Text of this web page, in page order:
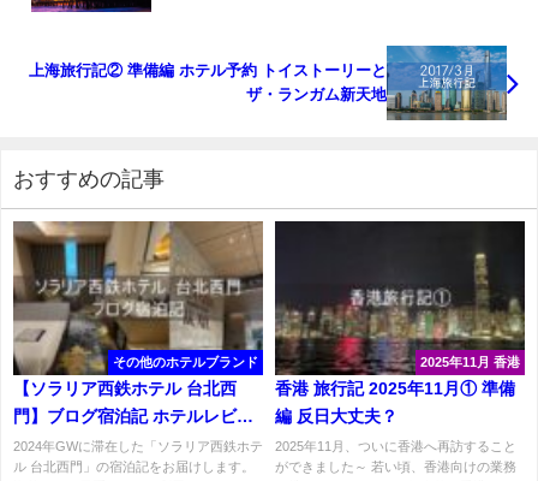
上海旅行記② 準備編 ホテル予約 トイストーリーと
ザ・ランガム新天地
おすすめの記事
その他のホテルブランド
【ソラリア西鉄ホテル 台北西
門】ブログ宿泊記 ホテルレビュ
ー HafH 台湾観光局キャンペー
ン
2024年GWに滞在した「ソラリア西鉄ホテ
ル 台北西門」の宿泊記をお届けします。
2025年11月 香港
香港 旅行記 2025年11月① 準備
編 反日大丈夫？
2025年11月、ついに香港へ再訪すること
ができました～ 若い頃、香港向けの業務